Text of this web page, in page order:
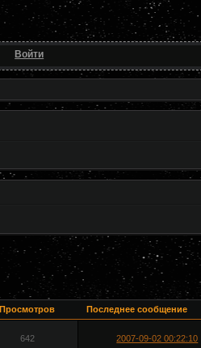
Войти
Просмотров Последнее сообщение
642 2007-09-02 00:22:10